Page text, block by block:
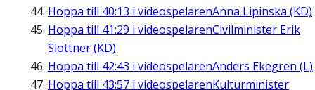
Hoppa till 40:13 i videospelarenAnna Lipinska (KD)
Hoppa till 41:29 i videospelarenCivilminister Erik
Slottner (KD)
Hoppa till 42:43 i videospelarenAnders Ekegren (L)
Hoppa till 43:57 i videospelarenKulturminister